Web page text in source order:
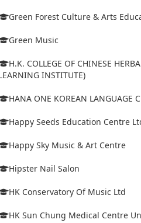
Green Forest Culture & Arts
Green Music
H.K. COLLEGE OF CHINESE
INSTITUTE)
HANA ONE KOREAN LANGUAGE
Happy Seeds Education Centre
Happy Sky Music & Art Centre
Hipster Nail Salon
HK Conservatory Of Music Ltd
HK Sun Chung Medical Centre